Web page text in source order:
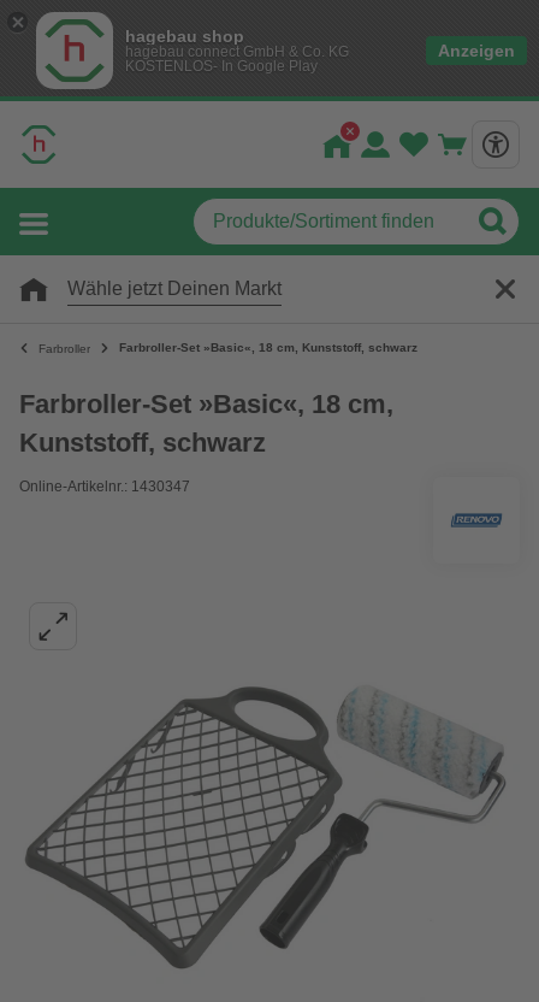
hagebau shop
hagebau connect GmbH & Co. KG
KOSTENLOS- In Google Play
Anzeigen
Wähle jetzt Deinen Markt
Farbroller Farbroller-Set »Basic«, 18 cm, Kunststoff, schwarz
Farbroller-Set »Basic«, 18 cm,
Kunststoff, schwarz
Online-Artikelnr.: 1430347